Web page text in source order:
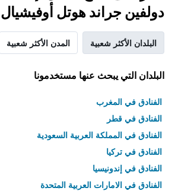
دولفين جراند هوتل أوفيشيال
البلدان الأكثر شعبية المدن الأكثر شعبية
البلدان التي يبحث عنها مستخدمونا
الفنادق في المغرب
الفنادق في قطر
الفنادق في المملكة العربية السعودية
الفنادق في تركيا
الفنادق في إندونيسيا
الفنادق في الامارات العربية المتحدة